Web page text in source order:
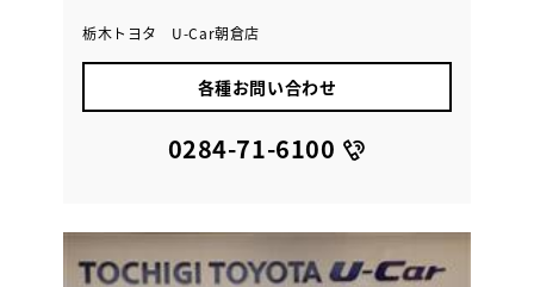
栃木トヨタ U-Car朝倉店
各種お問い合わせ
0284-71-6100